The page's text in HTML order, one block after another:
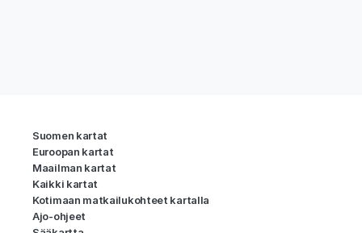
Suomen kartat
Euroopan kartat
Maailman kartat
Kaikki kartat
Kotimaan matkailukohteet kartalla
Ajo-ohjeet